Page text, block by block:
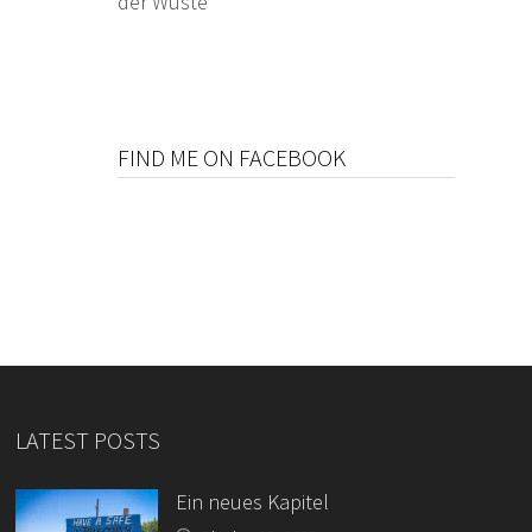
FIND ME ON FACEBOOK
LATEST POSTS
Ein neues Kapitel